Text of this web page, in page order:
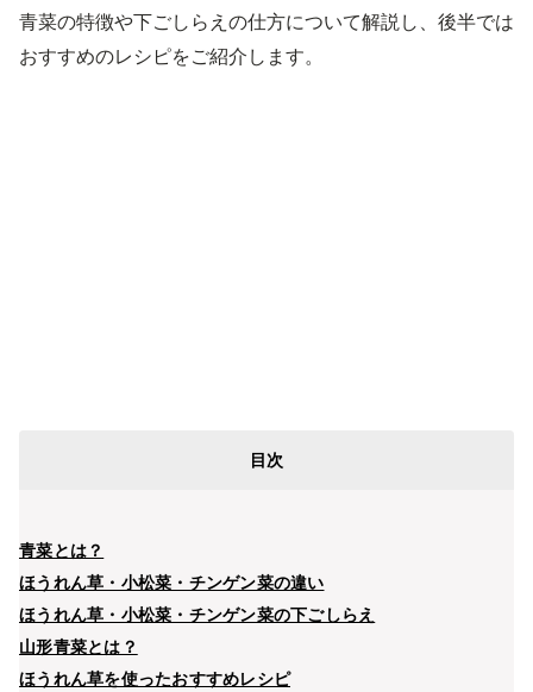
青菜の特徴や下ごしらえの仕方について解説し、後半では
おすすめのレシピをご紹介します。
目次
青菜とは？
ほうれん草・小松菜・チンゲン菜の違い
ほうれん草・小松菜・チンゲン菜の下ごしらえ
山形青菜とは？
ほうれん草を使ったおすすめレシピ